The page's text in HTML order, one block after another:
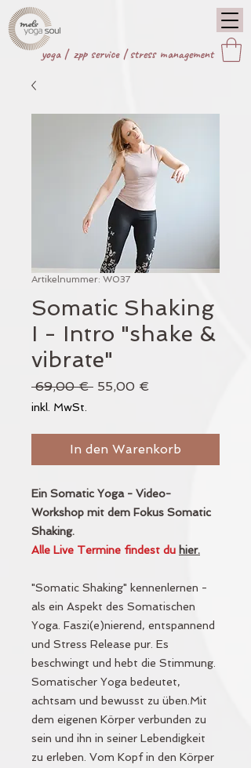
yoga | zpp service|stress management
Artikelnummer: W037
Somatic Shaking
I - Intro "shake &
vibrate"
69,00 € Standardpreis
55,00 €
inkl. MwSt.
In den Warenkorb
Ein Somatic Yoga - Video-
Workshop mit dem Fokus Somatic
Shaking.
Alle Live Termine findest du hier.
"Somatic Shaking" kennenlernen -
als ein Aspekt des Somatischen
Yoga. Faszi(e)nierend, entspannend
und Stress Release pur. Es
beschwingt und hebt die Stimmung.
Somatischer Yoga bedeutet,
achtsam und bewusst zu üben.Mit
dem eigenen Körper verbunden zu
sein und ihn in seiner Lebendigkeit
zu erleben. Vom Kopf in den Körper